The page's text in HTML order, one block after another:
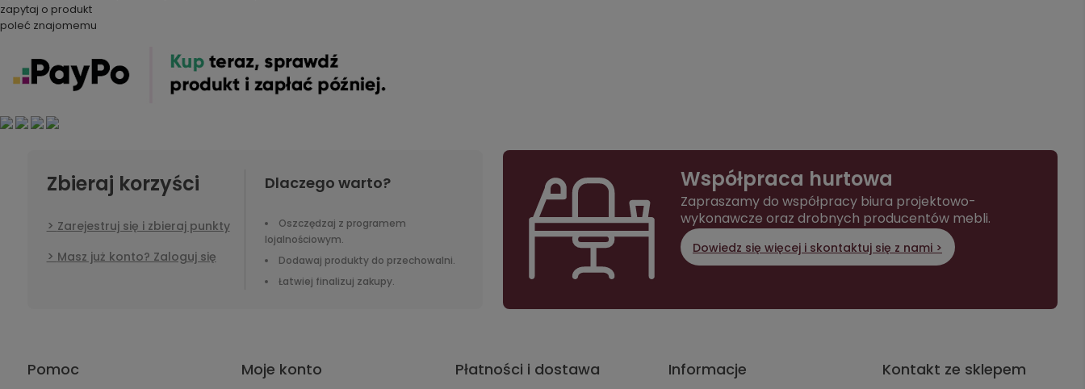
zapytaj o produkt
poleć znajomemu
Zbieraj korzyści
Zarejestruj się i zbieraj punkty
Masz już konto? Zaloguj się
Dlaczego warto?
Oszczędzaj z programem
lojalnościowym.
Dodawaj produkty do przechowalni.
Łatwiej finalizuj zakupy.
Współpraca hurtowa
Zapraszamy do współpracy biura projektowo-
wykonawcze oraz drobnych producentów mebli.
Dowiedz się więcej i skontaktuj się z nami >
Pomoc Moje konto Płatności i dostawa Informacje Kontakt ze sklepem